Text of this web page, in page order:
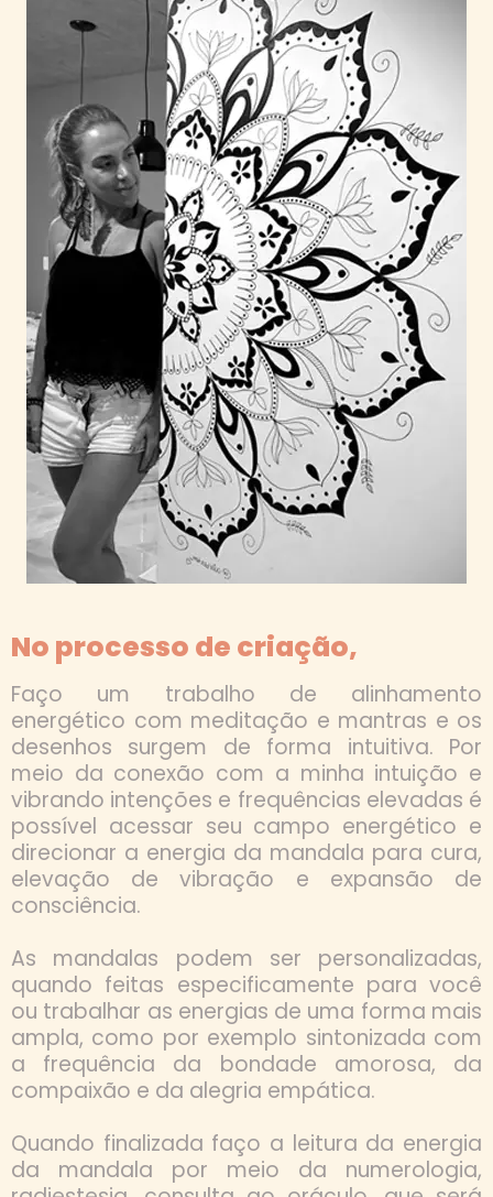
No processo de criação,
Faço um trabalho de alinhamento
energético com meditação e mantras e os
desenhos surgem de forma intuitiva. Por
meio da conexão com a minha intuição e
vibrando intenções e frequências elevadas é
possível acessar seu campo energético e
direcionar a energia da mandala para cura,
elevação de vibração e expansão de
consciência.
As mandalas podem ser personalizadas,
quando feitas especificamente para você
ou trabalhar as energias de uma forma mais
ampla, como por exemplo sintonizada com
a frequência da bondade amorosa, da
compaixão e da alegria empática.
Quando finalizada faço a leitura da energia
da mandala por meio da numerologia,